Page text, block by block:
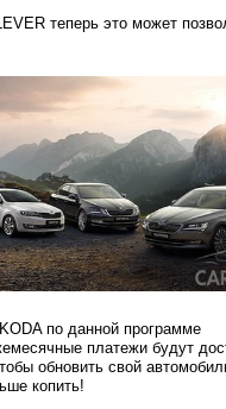
теперь это может
по данной программе
платежи будут
обновить свой
копить!